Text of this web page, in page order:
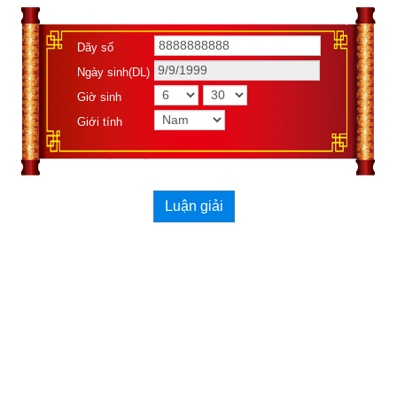
Như vậy Kinh Dịch chính là biểu thị của Đạo, là đạo lý hữu
hạn có thể cấp cho con người mà Thần Phật qua đó giảng về
sự huyền diệu của sinh mệnh, sự vô tận vĩnh hằng của vũ trụ,
và quan trọng nhất là làm thế nào để sống đạt tiêu chuẩn có
thể đắc Đạo. Vì Kinh Dịch to lớn như vậy, nên người trong tiểu
Đạo thì tìm thấy trong Kinh Dịch phương pháp bói mệnh, xem
phong thủy, trừ tà. Người trung Đạo thì thấy trong đó có binh
pháp, đạo trị quốc… Ai cũng cho rằng điều mình hiểu là đúng,
vì thế từ cổ chí kim sách
Kinh Dịch luận giải
Kinh Dịch nhiều không kể hết. Xem thêm bài viết “
Dãy số
Ngày sinh(DL)
Giờ sinh
Giới tính
Luận giải